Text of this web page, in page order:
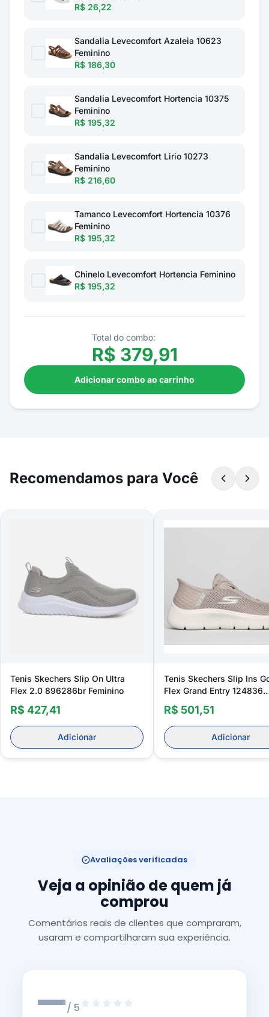
R$ 26,22
Sandalia Levecomfort Azaleia 10623
Feminino
R$ 186,30
Sandalia Levecomfort Hortencia 10375
Feminino
R$ 195,32
Sandalia Levecomfort Lirio 10273
Feminino
R$ 216,60
Tamanco Levecomfort Hortencia 10376
Feminino
R$ 195,32
Chinelo Levecomfort Hortencia Feminino
R$ 195,32
Total do combo:
R$ 379,91
Adicionar combo ao carrinho
Recomendamos para Você
Tenis Skechers Slip On Ultra
Flex 2.0 896286br Feminino
R$ 427,41
Adicionar
Tenis Skechers Slip Ins
Flex Grand Entry 124836
Feminino
R$ 501,51
Adicionar
Avaliações verificadas
Veja a opinião de quem já
comprou
Comentários reais de clientes que compraram,
usaram e compartilharam sua experiência.
—/ 5